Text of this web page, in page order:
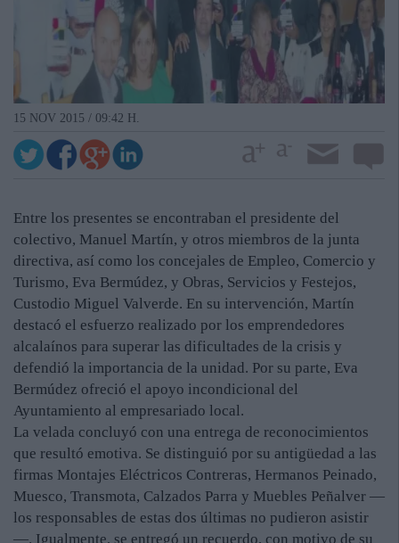
15 NOV 2015 / 09:42 H.
Entre los presentes se encontraban el presidente del
colectivo, Manuel Martín, y otros miembros de la junta
directiva, así como los concejales de Empleo, Comercio y
Turismo, Eva Bermúdez, y Obras, Servicios y Festejos,
Custodio Miguel Valverde. En su intervención, Martín
destacó el esfuerzo realizado por los emprendedores
alcalaínos para superar las dificultades de la crisis y
defendió la importancia de la unidad. Por su parte, Eva
Bermúdez ofreció el apoyo incondicional del
Ayuntamiento al empresariado local.
La velada concluyó con una entrega de reconocimientos
que resultó emotiva. Se distinguió por su antigüedad a las
firmas Montajes Eléctricos Contreras, Hermanos Peinado,
Muesco, Transmota, Calzados Parra y Muebles Peñalver —
los responsables de estas dos últimas no pudieron asistir
—. Igualmente, se entregó un recuerdo, con motivo de su